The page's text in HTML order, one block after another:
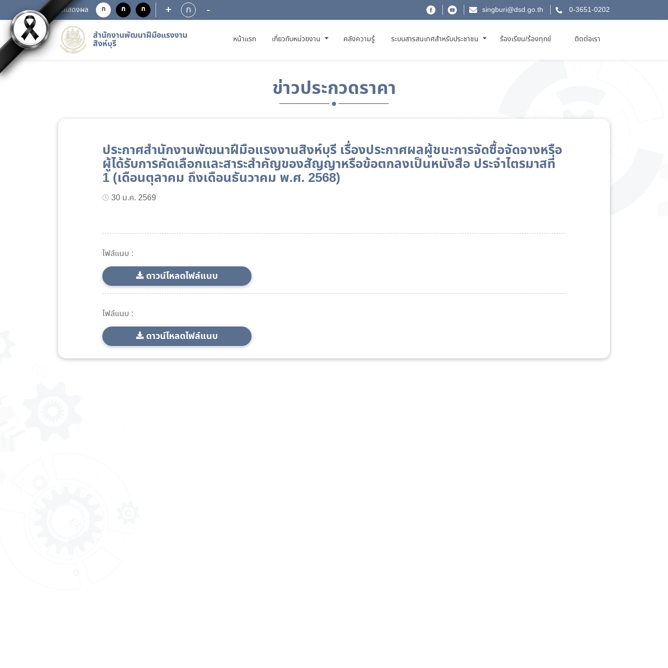
การแสดงผล ก ก ก + ก - singburi@dsd.go.th 0-3651-0202
สำนักงานพัฒนาฝีมือแรงงาน
สิงห์บุรี หน้าแรก(CURRENT)
เกี่ยวกับหน่วยงาน คลังความรู้ ระบบสารสนเทศสำหรับประชาชน ร้องเรียน/ร้องทุกข์ ติดต่อเรา
ข่าวประกวดราคา
ประกาศสำนักงานพัฒนาฝีมือแรงงานสิงห์บุรี เรื่องประกาศผลผู้ชนะการจัดซื้อจัดจางหรือ
ผู้ได้รับการคัดเลือกและสาระสำคัญของสัญญาหรือข้อตกลงเป็นหนังสือ ประจำไตรมาสที่
1 (เดือนตุลาคม ถึงเดือนธันวาคม พ.ศ. 2568)
30 ม.ค. 2569
ไฟล์แนบ :
ดาวน์โหลดไฟล์แนบ
ไฟล์แนบ :
ดาวน์โหลดไฟล์แนบ